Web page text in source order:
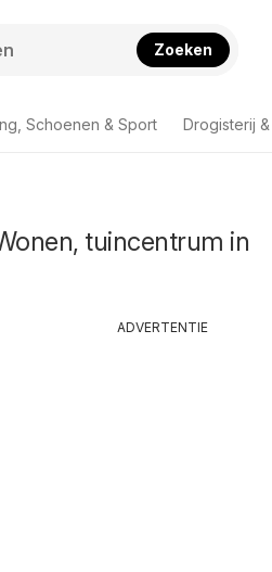
Zoeken
Schoenen & Sport Drogisterij
tuincentrum in
ADVERTENTIE